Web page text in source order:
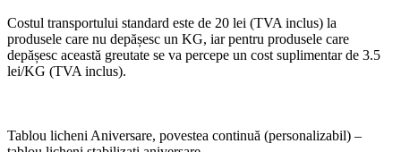
Costul transportului standard este de 20 lei (TVA inclus) la
produsele care nu depășesc un KG, iar pentru produsele care
depășesc această greutate se va percepe un cost suplimentar de 3.5
lei/KG (TVA inclus).
Tablou licheni Aniversare, povestea continuă (personalizabil) –